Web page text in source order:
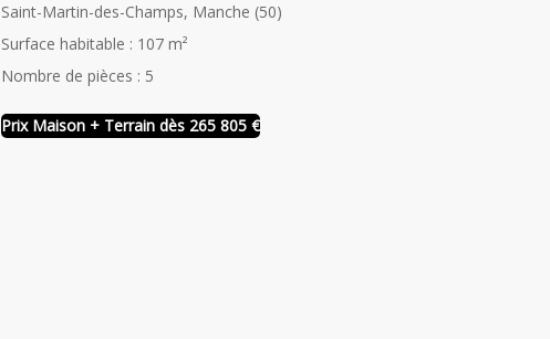
Saint-Martin-des-Champs, Manche (50)
Surface habitable : 107 m²
Nombre de pièces : 5
Prix Maison + Terrain dès 265 805 €